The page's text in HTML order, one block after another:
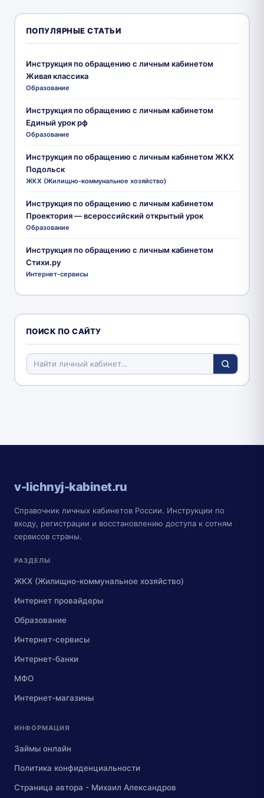
ПОПУЛЯРНЫЕ СТАТЬИ
Инструкция по обращению с личным кабинетом
Живая классика
Образование
Инструкция по обращению с личным кабинетом
Единый урок рф
Образование
Инструкция по обращению с личным кабинетом ЖКХ
Подольск
ЖКХ (Жилищно-коммунальное хозяйство)
Инструкция по обращению с личным кабинетом
Проектория — всероссийский открытый урок
Образование
Инструкция по обращению с личным кабинетом
Стихи.ру
Интернет-сервисы
ПОИСК ПО САЙТУ
v-lichnyj-kabinet.ru
Справочник личных кабинетов России. Инструкции по
входу, регистрации и восстановлению доступа к сотням
сервисов страны.
РАЗДЕЛЫ
ЖКХ (Жилищно-коммунальное хозяйство)
Интернет провайдеры
Образование
Интернет-сервисы
Интернет-банки
МФО
Интернет-магазины
ИНФОРМАЦИЯ
Займы онлайн
Политика конфиденциальности
Страница автора - Михаил Александров